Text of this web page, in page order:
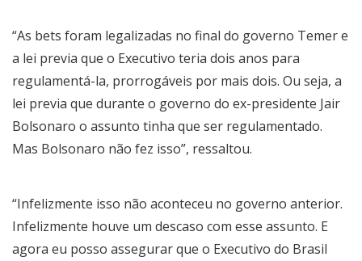
“As bets foram legalizadas no final do governo Temer e
a lei previa que o Executivo teria dois anos para
regulamentá-la, prorrogáveis por mais dois. Ou seja, a
lei previa que durante o governo do ex-presidente Jair
Bolsonaro o assunto tinha que ser regulamentado.
Mas Bolsonaro não fez isso”, ressaltou.
“Infelizmente isso não aconteceu no governo anterior.
Infelizmente houve um descaso com esse assunto. E
agora eu posso assegurar que o Executivo do Brasil